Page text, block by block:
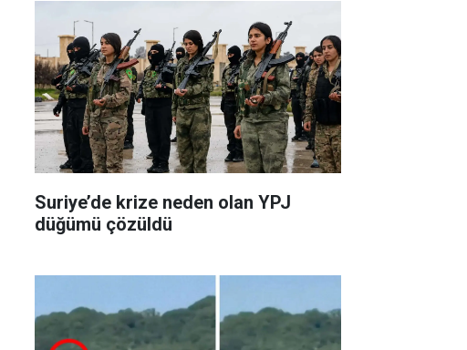
Suriye’de krize neden olan YPJ
düğümü çözüldü